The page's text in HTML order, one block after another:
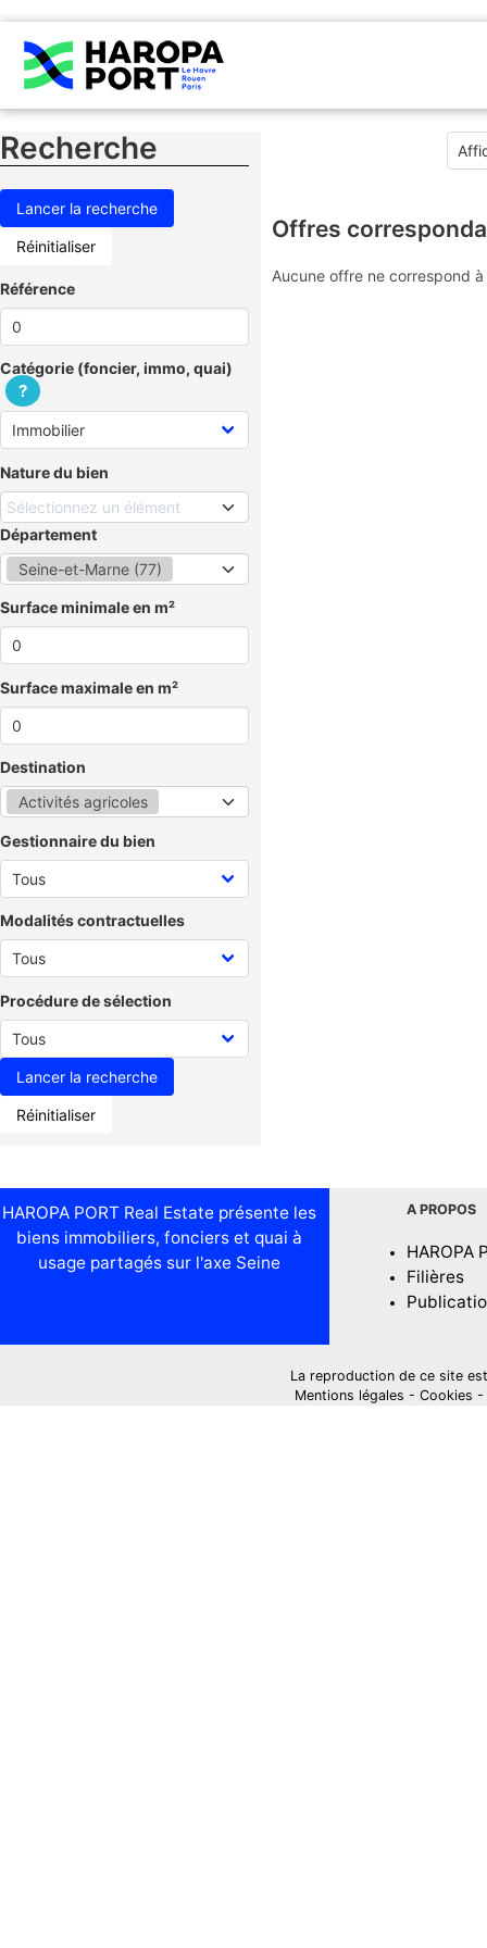
Recherche
Réinitialiser
Référence
Catégorie (foncier, immo, quai)
?
Nature du bien
Sélectionnez un élément
Département
Seine-et-Marne (77)
Surface minimale en m²
Surface maximale en m²
Destination
Activités agricoles
Gestionnaire du bien
Modalités contractuelles
Procédure de sélection
Réinitialiser
Offres
Aucune offre ne correspond
HAROPA PORT Real Estate présente les
biens immobiliers, fonciers et quai à
usage partagés sur l'axe Seine
A PROPOS
HAROPA
Filières
La reproduction de ce site
Mentions légales - Cookies -